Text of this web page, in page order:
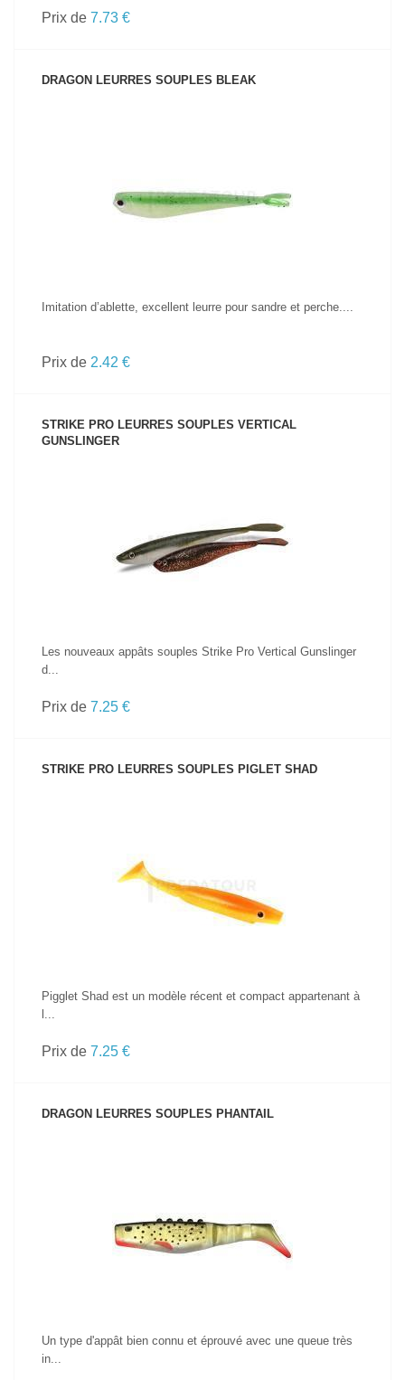
Prix de 7.73 €
DRAGON LEURRES SOUPLES BLEAK
Imitation d’ablette, excellent leurre pour sandre et perche....
Prix de 2.42 €
STRIKE PRO LEURRES SOUPLES VERTICAL
GUNSLINGER
Les nouveaux appâts souples Strike Pro Vertical Gunslinger
d...
Prix de 7.25 €
STRIKE PRO LEURRES SOUPLES PIGLET SHAD
Pigglet Shad est un modèle récent et compact appartenant à
l...
Prix de 7.25 €
DRAGON LEURRES SOUPLES PHANTAIL
Un type d'appât bien connu et éprouvé avec une queue très
in...